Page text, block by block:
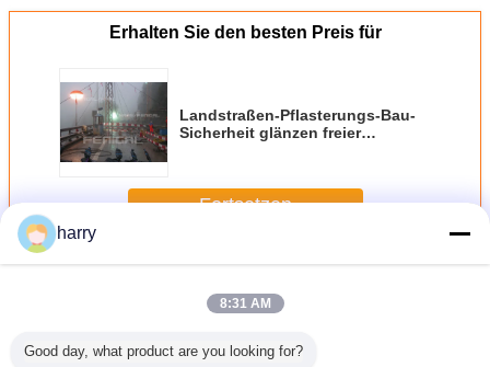
Erhalten Sie den besten Preis für
Landstraßen-Pflasterungs-Bau-
Sicherheit glänzen freier
Beleuchtung
Fortsetzen
MehrBallone des Stativ-LED
harry
8:31 AM
Good day, what product are you looking for?